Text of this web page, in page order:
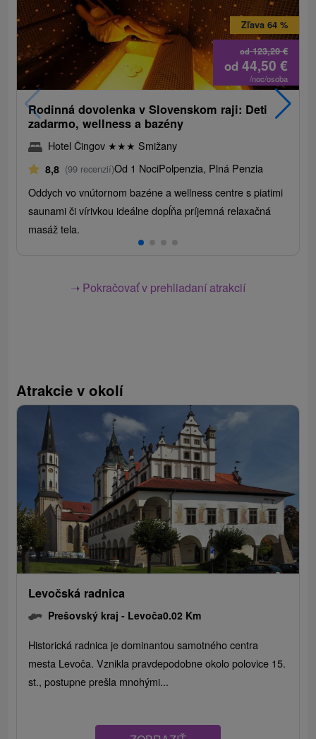
od123,20€
Zľava 64 %
od 44,50€
/noc/osoba
Rodinná dovolenka v Slovenskom raji: Deti
zadarmo, wellness a bazény
Hotel Čingov ★★★ Smižany
8,8 (99 recenzií)Od 1 NociPolpenzia, Plná Penzia
Oddych vo vnútornom bazéne a wellness centre s piatimi
saunami či vírivkou ideálne dopĺňa príjemná relaxačná
masáž tela.
➝ Pokračovať v prehliadaní atrakcií
Atrakcie v okolí
Levočská radnica
Prešovský kraj - Levoča0.02 Km
Historická radnica je dominantou samotného centra
mesta Levoča. Vznikla pravdepodobne okolo polovice 15.
st., postupne prešla mnohými...